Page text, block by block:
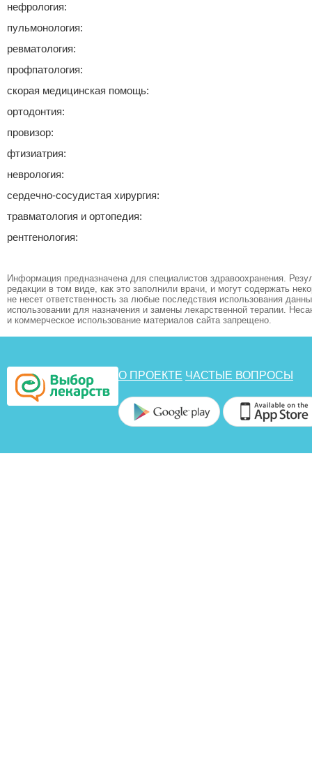
нефрология:
пульмонология:
ревматология:
профпатология:
скорая медицинская помощь:
ортодонтия:
провизор:
фтизиатрия:
неврология:
сердечно-сосудистая хирургия:
травматология и ортопедия:
рентгенология:
Информация предназначена для специалистов здравоохранения.
редакции в том виде, как это заполнили врачи, и могут содержать
не несет ответственность за любые последствия использования
использовании для назначения и замены лекарственной терапии.
и коммерческое использование материалов сайта запрещено.
О ПРОЕКТЕ ЧАСТЫЕ ВОПРОСЫ